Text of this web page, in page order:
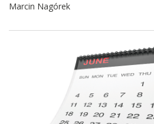
Marcin Nagórek